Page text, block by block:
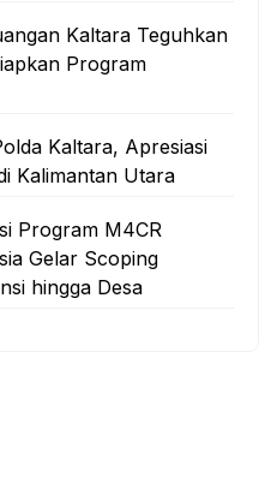
Kaltara Teguhkan
Program
Kaltara, Apresiasi
Kalimantan Utara
Program M4CR
Gelar Scoping
hingga Desa